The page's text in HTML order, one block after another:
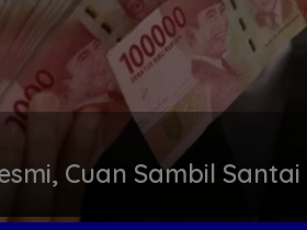
Cuan Sambil Santai